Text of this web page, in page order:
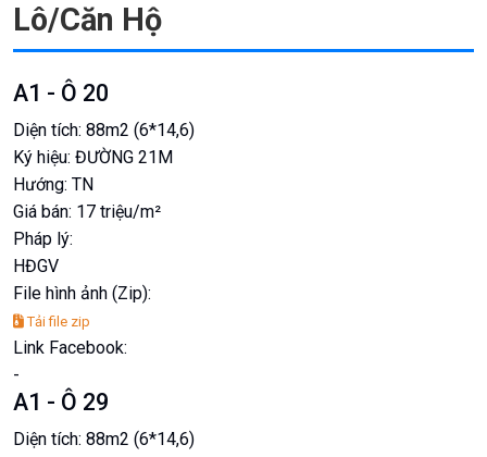
Lô/Căn Hộ
A1 - Ô 20
Diện tích: 88m2 (6*14,6)
Ký hiệu: ĐƯỜNG 21M
Hướng: TN
Giá bán: 17 triệu/m²
Pháp lý:
HĐGV
File hình ảnh (Zip):
Tải file zip
Link Facebook:
-
A1 - Ô 29
Diện tích: 88m2 (6*14,6)